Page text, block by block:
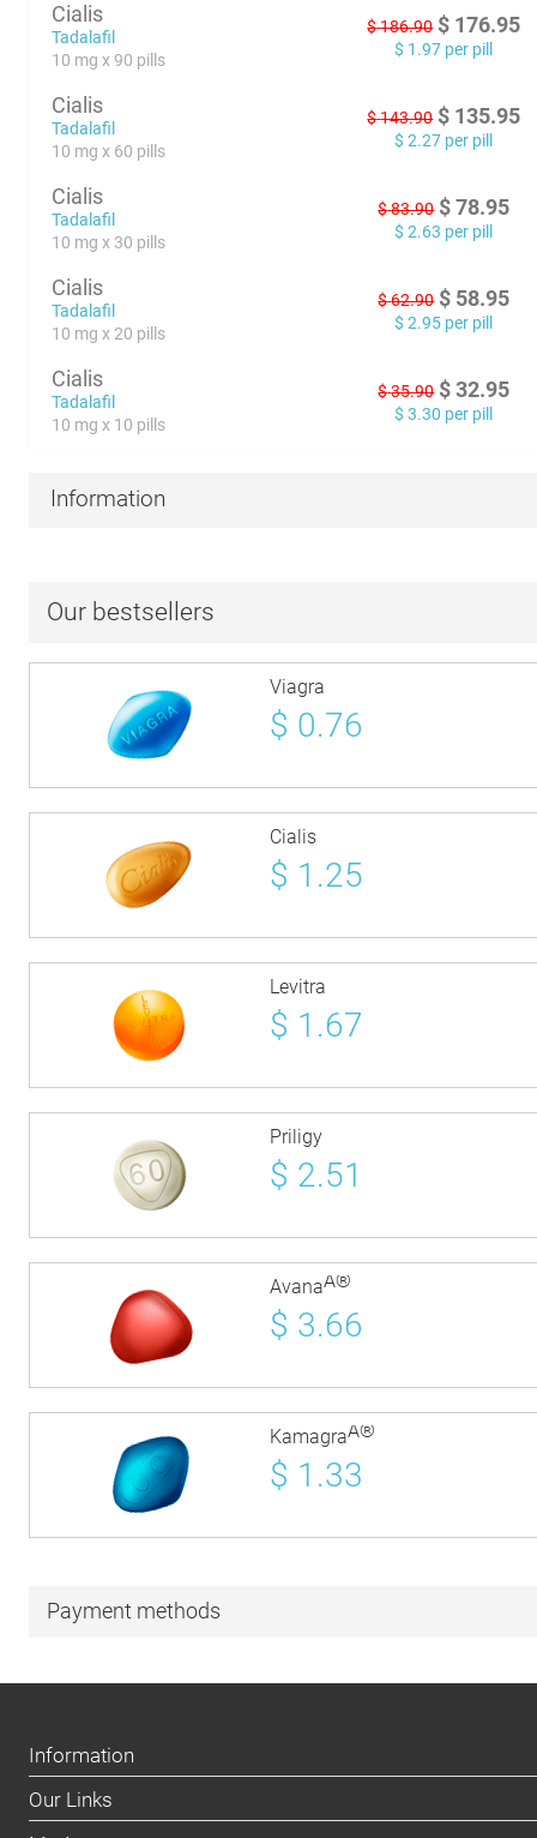
Cialis
Tadalafil
10 mg x 90 pills
$186.90 $ 176.95
$ 1.97 per pill
Cialis
Tadalafil
10 mg x 60 pills
$143.90 $ 135.95
$ 2.27 per pill
Cialis
Tadalafil
10 mg x 30 pills
$83.90 $ 78.95
$ 2.63 per pill
Cialis
Tadalafil
10 mg x 20 pills
$62.90 $ 58.95
$ 2.95 per pill
Cialis
Tadalafil
10 mg x 10 pills
$35.90 $ 32.95
$ 3.30 per pill
Information
Our bestsellers
Viagra
$ 0.76
Cialis
$ 1.25
Levitra
$ 1.67
Priligy
$ 2.51
AvanaÂ®
$ 3.66
KamagraÂ®
$ 1.33
Payment methods
Information
Our Links